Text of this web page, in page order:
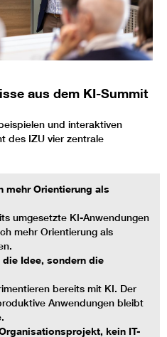
aus dem KI-Summit
und interaktiven
des IZU vier zentrale
mehr Orientierung als
umgesetzte KI-Anwendungen
mehr Orientierung als
Idee, sondern die
bereits mit KI. Der
Anwendungen bleibt
kein IT-